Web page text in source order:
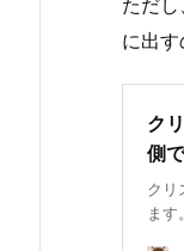
に出す
ク
側
クリ
ま